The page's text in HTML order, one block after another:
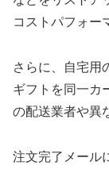
コストパフォー
さらに、自宅用
ギフトを同一カ
の配送業者や異
注文完了メール